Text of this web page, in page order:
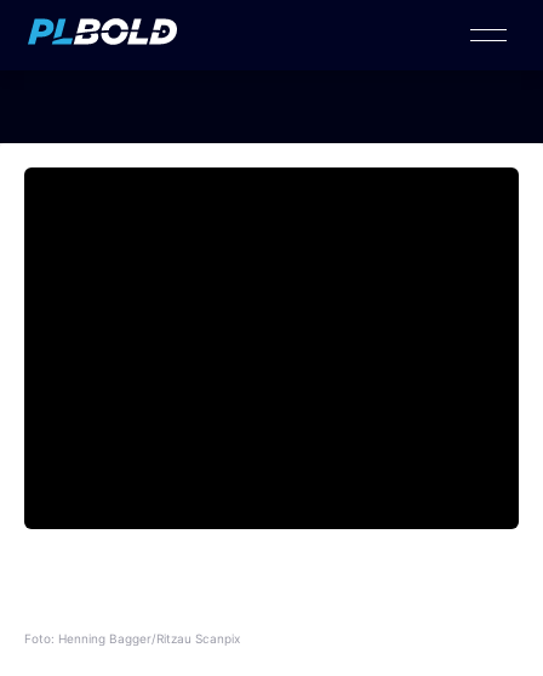
Foto: Henning Bagger/Ritzau Scanpix